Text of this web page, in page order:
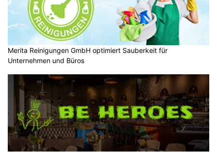
Merita Reinigungen GmbH optimiert Sauberkeit für
Unternehmen und Büros